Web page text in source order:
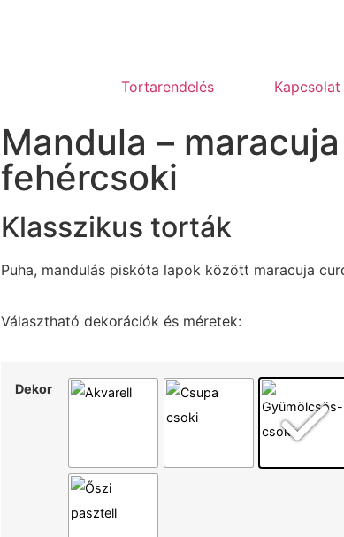
Tortarendelés Kapcsolat
Mandula –
fehércsoki
Klasszikus torták
Puha, mandulás piskóta lapok között maracuja
Választható dekorációk és méretek:
Dekor